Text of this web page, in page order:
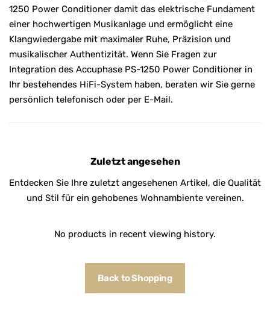
1250 Power Conditioner damit das elektrische Fundament
einer hochwertigen Musikanlage und ermöglicht eine
Klangwiedergabe mit maximaler Ruhe, Präzision und
musikalischer Authentizität. Wenn Sie Fragen zur
Integration des Accuphase PS-1250 Power Conditioner in
Ihr bestehendes HiFi-System haben, beraten wir Sie gerne
persönlich telefonisch oder per E-Mail.
Zuletzt angesehen
Entdecken Sie Ihre zuletzt angesehenen Artikel, die Qualität
und Stil für ein gehobenes Wohnambiente vereinen.
No products in recent viewing history.
Back to Shopping